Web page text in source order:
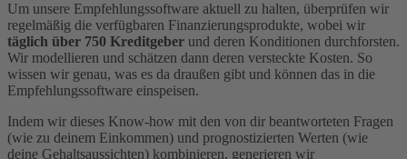
Um unsere Empfehlungssoftware aktuell zu halten, überprüfen wir
regelmäßig die verfügbaren Finanzierungsprodukte, wobei wir
täglich über 750 Kreditgeber und deren Konditionen durchforsten.
Wir modellieren und schätzen dann deren versteckte Kosten. So
wissen wir genau, was es da draußen gibt und können das in die
Empfehlungssoftware einspeisen.
Indem wir dieses Know-how mit den von dir beantworteten Fragen
(wie zu deinem Einkommen) und prognostizierten Werten (wie
deine Gehaltsaussichten) kombinieren, generieren wir